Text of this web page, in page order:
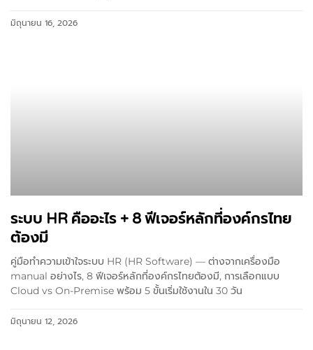
มิถุนายน 16, 2026
ระบบ HR คืออะไร + 8 ฟีเจอร์หลักที่องค์กรไทย
ต้องมี
คู่มือทำความเข้าใจระบบ HR (HR Software) — ต่างจากเครื่องมือ
manual อย่างไร, 8 ฟีเจอร์หลักที่องค์กรไทยต้องมี, การเลือกแบบ
Cloud vs On-Premise พร้อม 5 ขั้นเริ่มใช้งานใน 30 วัน
มิถุนายน 12, 2026